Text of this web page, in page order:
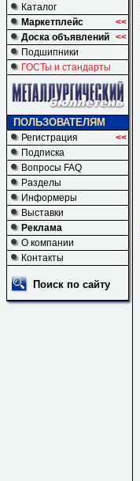
Каталог
Маркетплейс
<<
Доска объявлений <<
Подшипники
ГОСТы и стандарты
ПОЛЬЗОВАТЕЛЯМ
Регистрация
<<
Подписка
Вопросы FAQ
Разделы
Информеры
Выставки
Реклама
О компании
Контакты
Поиск по сайту